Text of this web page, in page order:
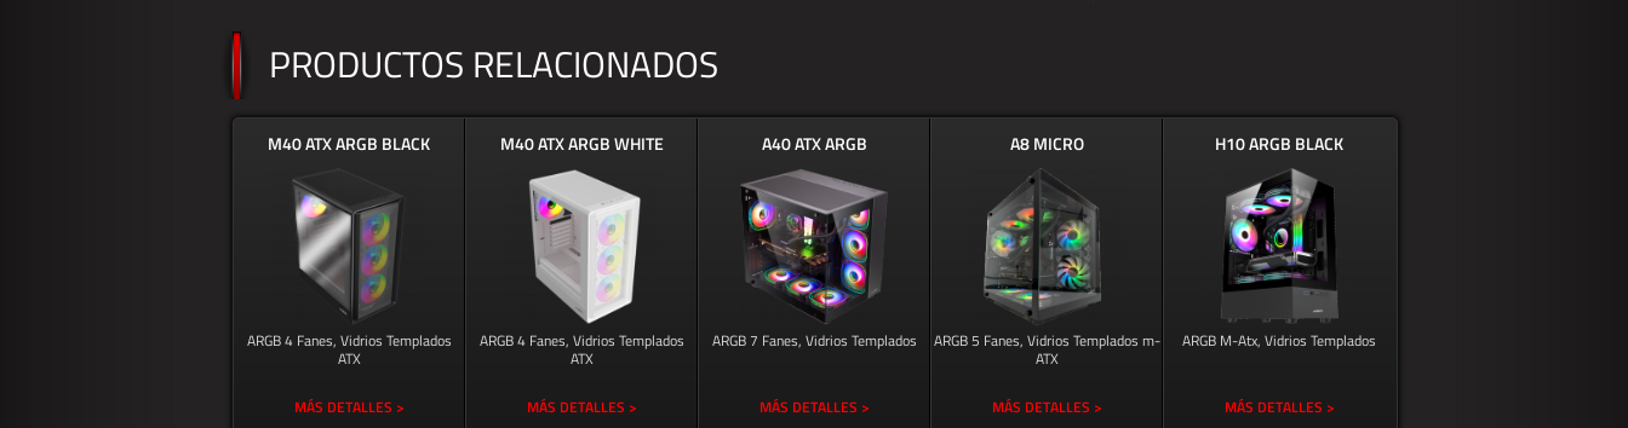
PRODUCTOS RELACIONADOS
M40 ATX ARGB BLACK
ARGB 4 Fanes, Vidrios Templados
ATX
MÁS DETALLES >
M40 ATX ARGB WHITE
ARGB 4 Fanes, Vidrios Templados
ATX
MÁS DETALLES >
A40 ATX ARGB
ARGB 7 Fanes, Vidrios Templados
MÁS DETALLES >
A8 MICRO
ARGB 5 Fanes, Vidrios Templados m-
ATX
MÁS DETALLES >
H10 ARGB BLACK
ARGB M-Atx, Vidrios Templados
MÁS DETALLES >